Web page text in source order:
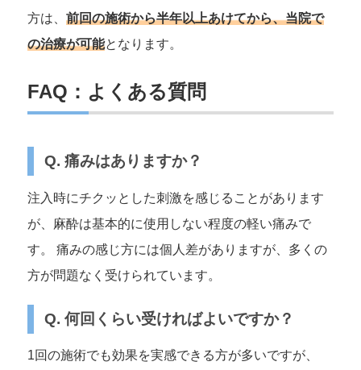
方は、 前回の施術から半年以上あけてから、当院で
の治療が可能となります。
FAQ：よくある質問
Q. 痛みはありますか？
注入時にチクッとした刺激を感じることがあります
が、麻酔は基本的に使用しない程度の軽い痛みで
す。 痛みの感じ方には個人差がありますが、多くの
方が問題なく受けられています。
Q. 何回くらい受ければよいですか？
1回の施術でも効果を実感できる方が多いですが、